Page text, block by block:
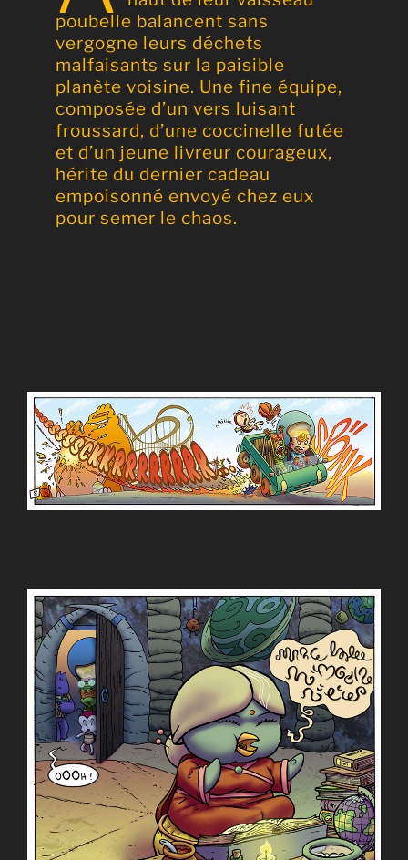
poubelle balancent sans
vergogne leurs déchets
malfaisants sur la paisible
planète voisine. Une fine équipe,
composée d’un vers luisant
froussard, d’une coccinelle futée
et d’un jeune livreur courageux,
hérite du dernier cadeau
empoisonné envoyé chez eux
pour semer le chaos.